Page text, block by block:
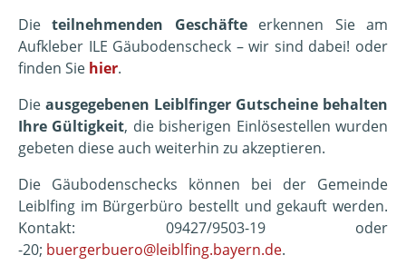
Die teilnehmenden Geschäfteerkennen Sie am
Aufkleber ILE Gäubodenscheck – wir sind dabei! oder
finden Sie hier.
Die ausgegebenen Leiblfinger Gutscheine behalten
Ihre Gültigkeit, die bisherigen Einlösestellen wurden
gebeten diese auch weiterhin zu akzeptieren.
Die Gäubodenschecks können bei der Gemeinde
Leiblfing im Bürgerbüro bestellt und gekauft werden.
Kontakt: 09427/9503-19 oder
-20; buergerbuero@leiblfing.bayern.de.